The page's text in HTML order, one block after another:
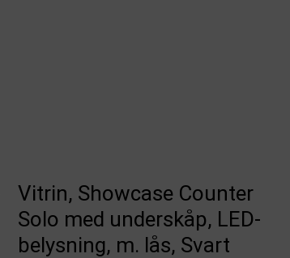
Vitrin, Showcase Counter
Solo med underskåp, LED-
belysning, m. lås, Svart